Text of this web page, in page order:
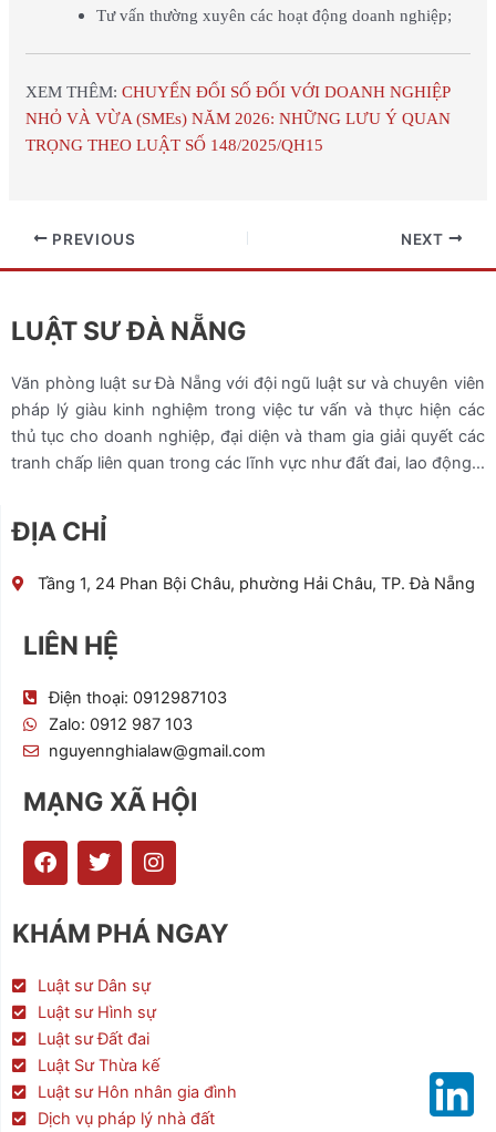
Tư vấn thường xuyên các hoạt động doanh nghiệp;
XEM THÊM: CHUYỂN ĐỔI SỐ ĐỐI VỚI DOANH NGHIỆP
NHỎ VÀ VỪA (SMEs) NĂM 2026: NHỮNG LƯU Ý QUAN
TRỌNG THEO LUẬT SỐ 148/2025/QH15
PREVIOUS NEXT
LUẬT SƯ ĐÀ NẴNG
Văn phòng luật sư Đà Nẵng với đội ngũ luật sư và chuyên viên
pháp lý giàu kinh nghiệm trong việc tư vấn và thực hiện các
thủ tục cho doanh nghiệp, đại diện và tham gia giải quyết các
tranh chấp liên quan trong các lĩnh vực như đất đai, lao động…
ĐỊA CHỈ
Tầng 1, 24 Phan Bội Châu, phường Hải Châu, TP. Đà Nẵng
LIÊN HỆ
Điện thoại: 0912987103
Zalo: 0912 987 103
nguyennghialaw@gmail.com
MẠNG XÃ HỘI
F
a
e
b
o
k
T
w
t
t
r
I
n
t
a
a
KHÁM PHÁ NGAY
Luật sư Dân sự
Luật sư Hình sự
Luật sư Đất đai
Luật Sư Thừa kế
Luật sư Hôn nhân gia đình
Dịch vụ pháp lý nhà đất